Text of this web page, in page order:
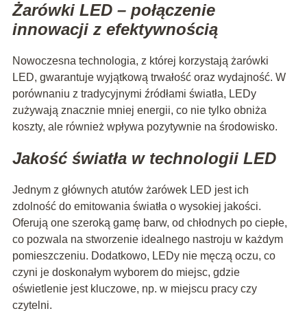
Żarówki LED – połączenie
innowacji z efektywnością
Nowoczesna technologia, z której korzystają żarówki
LED, gwarantuje wyjątkową trwałość oraz wydajność. W
porównaniu z tradycyjnymi źródłami światła, LEDy
zużywają znacznie mniej energii, co nie tylko obniża
koszty, ale również wpływa pozytywnie na środowisko.
Jakość światła w technologii LED
Jednym z głównych atutów żarówek LED jest ich
zdolność do emitowania światła o wysokiej jakości.
Oferują one szeroką gamę barw, od chłodnych po ciepłe,
co pozwala na stworzenie idealnego nastroju w każdym
pomieszczeniu. Dodatkowo, LEDy nie męczą oczu, co
czyni je doskonałym wyborem do miejsc, gdzie
oświetlenie jest kluczowe, np. w miejscu pracy czy
czytelni.